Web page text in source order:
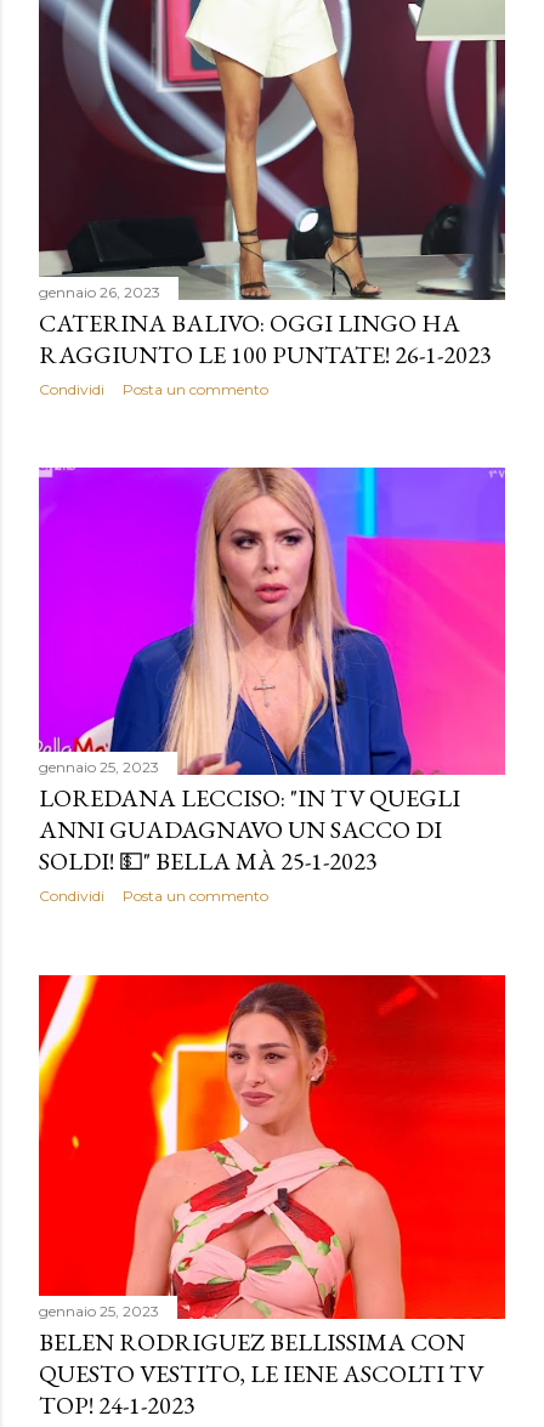
gennaio 26, 2023
CATERINA BALIVO: OGGI LINGO HA
RAGGIUNTO LE 100 PUNTATE! 26-1-2023
Condividi Posta un commento
gennaio 25, 2023
LOREDANA LECCISO: "IN TV QUEGLI
ANNI GUADAGNAVO UN SACCO DI
SOLDI! 💵" BELLA MÀ 25-1-2023
Condividi Posta un commento
gennaio 25, 2023
BELEN RODRIGUEZ BELLISSIMA CON
QUESTO VESTITO, LE IENE ASCOLTI TV
TOP! 24-1-2023